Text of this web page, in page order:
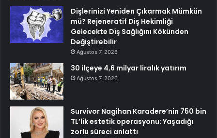
Dişlerinizi Yeniden Çıkarmak Mümkün
mü? Rejeneratif Diş Hekimliği
Gelecekte Diş Sağlığını Kökünden
Değiştirebilir
Ağustos 7, 2026
30 ilçeye 4,6 milyar liralık yatırım
Ağustos 7, 2026
Survivor Nagihan Karadere’nin 750 bin
TL’lik estetik operasyonu: Yaşadığı
zorlu süreci anlattı